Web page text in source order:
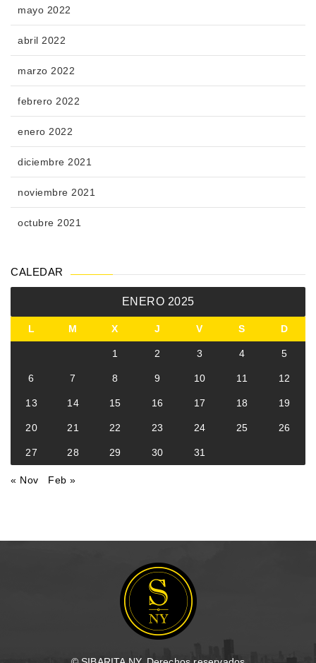
mayo 2022
abril 2022
marzo 2022
febrero 2022
enero 2022
diciembre 2021
noviembre 2021
octubre 2021
CALEDAR
ENERO 2025
L M X J V S D
1 2 3 4 5
6 7 8 9 10 11 12
13 14 15 16 17 18 19
20 21 22 23 24 25 26
27 28 29 30 31
« Nov Feb »